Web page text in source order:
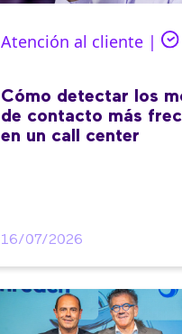
Atención al cliente |
Cómo detectar los
de contacto más
en un call center
16/07/2026